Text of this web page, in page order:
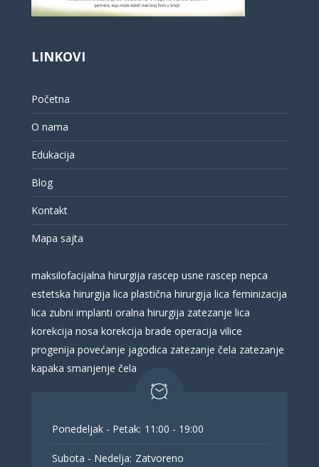
LINKOVI
Početna
O nama
Edukacija
Blog
Kontakt
Mapa sajta
maksilofacijalna hirurgija rascep usne rascep nepca
estetska hirurgija lica plastična hirurgija lica feminizacija
lica zubni implanti oralna hirurgija zatezanje lica
korekcija nosa korekcija brade operacija vilice
progenija povećanje jagodica zatezanje čela zatezanje
kapaka smanjenje čela
Ponedeljak - Petak: 11:00 - 19:00
Subota - Nedelja: Zatvoreno